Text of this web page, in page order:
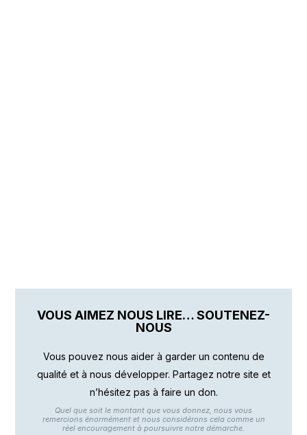
VOUS AIMEZ NOUS LIRE… SOUTENEZ-
NOUS
Vous pouvez nous aider à garder un contenu de
qualité et à nous développer. Partagez notre site et
n’hésitez pas à faire un don.
Quel que soit le montant que vous donnez, nous vous
remercions énormément et nous considérons cela comme un
réel encouragement à poursuivre notre démarche.